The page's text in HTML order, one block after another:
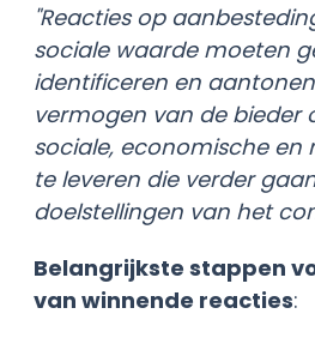
"Reacties op
sociale waarde moeten
identificeren en
vermogen van de bieder
sociale, economische en
te leveren die verder
doelstellingen van het
Belangrijkste stappen
van winnende reacties: